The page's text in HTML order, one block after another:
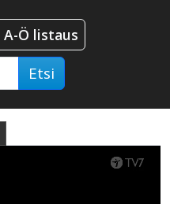
A-Ö listaus
Etsi